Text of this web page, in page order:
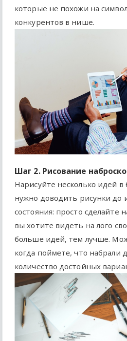
которые не похожи на
конкурентов в нише.
Шаг 2. Рисование
Нарисуйте несколько идей в
нужно доводить рисунки до
состояния: просто сделайте
вы хотите видеть на лого
больше идей, тем лучше.
когда поймете, что набрали
количество достойных